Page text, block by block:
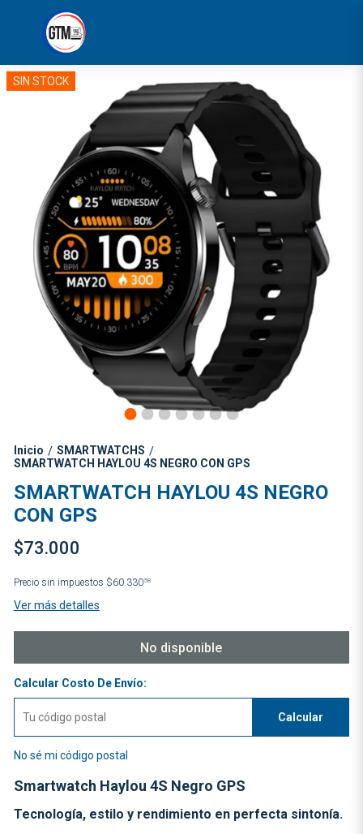
SIN STOCK
Inicio / SMARTWATCHS /
SMARTWATCH HAYLOU 4S NEGRO CON GPS
SMARTWATCH HAYLOU 4S NEGRO
CON GPS
$73.000
Precio sin impuestos $60.33058
Ver más detalles
No disponible
Calcular Costo De Envío:
Calcular
No sé mi código postal
Smartwatch Haylou 4S Negro GPS
Tecnología, estilo y rendimiento en perfecta sintonía.